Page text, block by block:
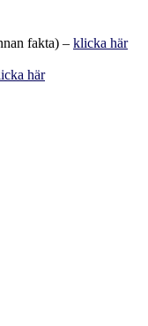
fakta) – klicka här
här